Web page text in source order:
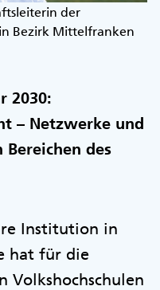
der
Bezirk Mittelfranken
2030:
– Netzwerke und
des
Institution in
hat für die
Volkshochschulen